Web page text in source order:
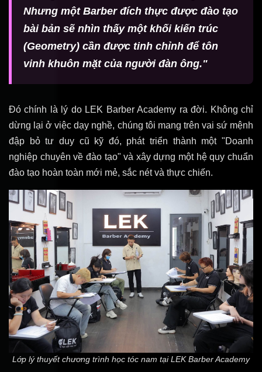
Nhưng một Barber đích thực được đào tạo
bài bản sẽ nhìn thấy một khối kiến trúc
(Geometry) cần được tinh chỉnh để tôn
vinh khuôn mặt của người đàn ông."
Đó chính là lý do LEK Barber Academy ra đời. Không chỉ
dừng lại ở việc dạy nghề, chúng tôi mang trên vai sứ mệnh
đập bỏ tư duy cũ kỹ đó, phát triển thành một "Doanh
nghiệp chuyên về đào tạo" và xây dựng một hệ quy chuẩn
đào tạo hoàn toàn mới mẻ, sắc nét và thực chiến.
Lớp lý thuyết chương trình học tóc nam tại LEK Barber Academy